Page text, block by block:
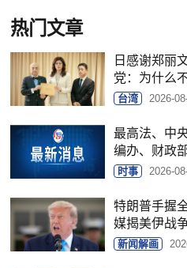
热门文章
日感谢郑丽
党：为什么
台湾 2026-
最高法、中
编办、财政
时事 2026-
特朗普手握
媒揭美伊战
新闻解画